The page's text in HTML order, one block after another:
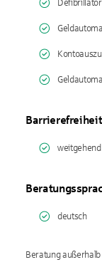
Defibrillator
Barrierefreiheit
deutsch
Beratung